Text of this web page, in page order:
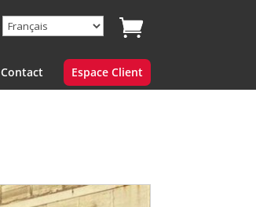
Contact Espace Client